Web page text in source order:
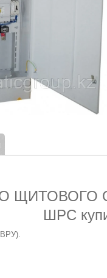
ЩИТОВОГО
ШРС